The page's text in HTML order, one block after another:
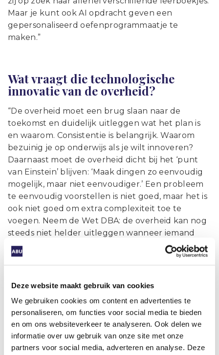
Deze website maakt gebruik van cookies
We gebruiken cookies om content en advertenties te
personaliseren, om functies voor social media te bieden
en om ons websiteverkeer te analyseren. Ook delen we
informatie over uw gebruik van onze site met onze
partners voor social media, adverteren en analyse. Deze
Maar je kunt ook AI opdracht geven een
gepersonaliseerd oefenprogrammaatje te
maken.”
Wat vraagt die technologische
innovatie van de overheid?
“De overheid moet een brug slaan naar de
toekomst en duidelijk uitleggen wat het plan is
en waarom. Consistentie is belangrijk. Waarom
bezuinig je op onderwijs als je wilt innoveren?
Daarnaast moet de overheid dicht bij het ‘punt
van Einstein’ blijven: ‘Maak dingen zo eenvoudig
mogelijk, maar niet eenvoudiger.’ Een probleem
te eenvoudig voorstellen is niet goed, maar het is
ook niet goed om extra complexiteit toe te
voegen. Neem de Wet DBA: de overheid kan nog
steeds niet helder uitleggen wanneer iemand
zzp’er is. We hebben in Nederland een obsessie
met rechtmatigheid, maar daardoor komt soms
Wat bedoelt u precies?
“Kijk naar Groningen. Het eenvoudigste is om alle
mensen die aardbevingsschade hebben een half